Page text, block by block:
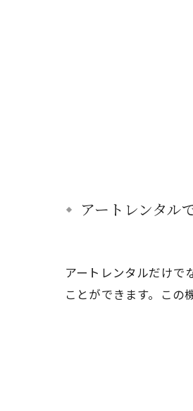
アートレンタル
アートレンタルだけで
ことができます。この